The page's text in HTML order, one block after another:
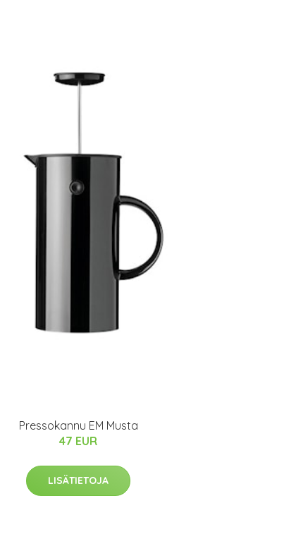
Pressokannu EM Musta
47 EUR
LISÄTIETOJA